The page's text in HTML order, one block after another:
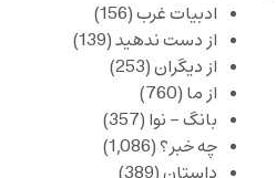
ادبیات غرب(156)
از دست ندهید(139)
از دیگران(253)
از ما (760)
بانگ – نوا (357)
چه خبر؟(1,086)